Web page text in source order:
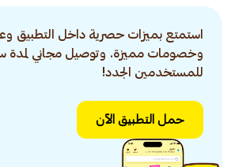
استمتع بميزات حصرية داخل التطبيق
وخصومات مميزة. وتوصيل مجاني لمدة
للمستخدمين الجدد!
حمل التطبيق الآن